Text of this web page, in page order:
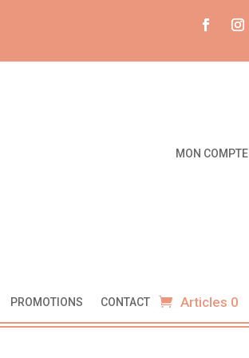
MON COMPTE
PROMOTIONS CONTACT Articles 0